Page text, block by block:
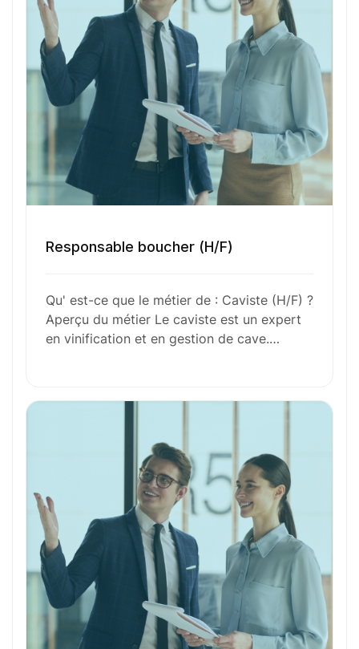
leurs goûts et des occasions. En plus de l’aspect
commercial, le caviste peut organiser des
événements comme des dégustations ou des
soirées thématiques et doit mettre en valeur ses
produits en s’assurant de leur mise en lumière
dans la boutique.
Fonctions Principales
Outils et Technologies ️
Formation et Qualifications
Perspectives de carrière
Avantages
Ces métiers peuvent vous intéresser
Responsable boucher (H/F)
Qu' est-ce que le métier de : Caviste (H/F) ?
Aperçu du métier Le caviste est un expert
en vinification et en gestion de cave.…